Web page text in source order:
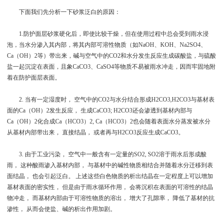
下面我们先分析一下砂浆泛白的原因：
1.防护面层砂浆硬化后，即使比较干燥，但在使用过程中总会受到雨水浸
泡，当水分渗入其内部，将其内部可溶性物质（如NaOH、KOH、Na2SO4、
Ca（OH）2等）带出来，碱与空气中的CO2和水分发生反应生成碳酸盐，与硫酸
盐一起沉淀在表面，且象CaCO3、CaSO4等物质不易被雨水冲走，因而牢固地附
着在防护面层表面。
2. 当有一定湿度时， 空气中的CO2与水分结合形成H2CO3,H2CO3与基材表
面的Ca（OH）2发生反应， 生成CaCO3; H2CO3还会渗透到基材内部与
Ca（OH）2化合成Ca（HCO3）2, Ca（HCO3）2也会随着表面水分蒸发被水分
从基材内部带出来， 直接结晶， 或者再与H2CO3反应生成CaCO3。
3. 由于工业污染， 空气中一般含有一定量的SO2, SO2溶于雨水后形成酸
雨， 这种酸雨渗入基材内部， 与基材中的碱性物质相结合并随着水分迁移到表
面结晶， 也会引起泛白。 上述这些白色物质的析出结晶在一定程度上可以增加
基材表面的密实性， 但是由于雨水循环作用， 会将沉积在表面的可溶性的结晶
物冲走， 而基材内部由于可溶性物质的溶出， 增大了孔隙率， 降低了基材的抗
渗性， 从而会使盐、碱的析出作用加剧。